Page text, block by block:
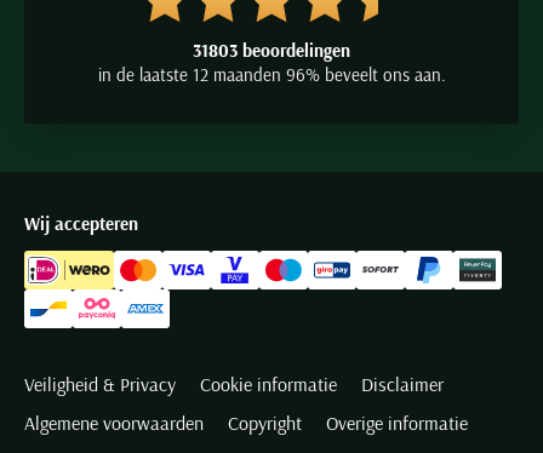
31803 beoordelingen
in de laatste 12 maanden 96% beveelt ons aan.
Wij accepteren
Veiligheid & Privacy Cookie informatie
Disclaimer
Algemene voorwaarden
Copyright Overige informatie